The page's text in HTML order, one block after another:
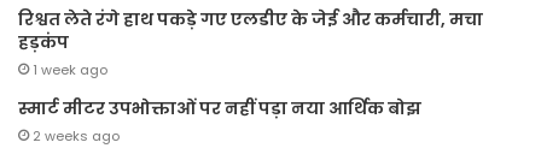
रिश्वत लेते रंगे हाथ पकड़े गए एलडीए के जेई और कर्मचारी, मचा
हड़कंप
1 week ago
स्मार्ट मीटर उपभोक्ताओं पर नहीं पड़ा नया आर्थिक बोझ
2 weeks ago